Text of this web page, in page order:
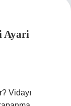
Ayari
Vidayı